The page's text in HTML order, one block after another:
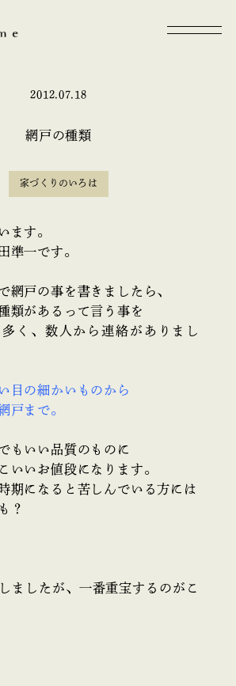
2012.07.18
網戸の種類
家づくりのいろは
ます。
準一です。
網戸の事を書きましたら、
類があるって言う事を
く、数人から連絡がありまし
目の細かいものから
戸まで。
もいい品質のものに
いいお値段になります。
期になると苦しんでいる方には
？
ましたが、一番重宝するのがこ